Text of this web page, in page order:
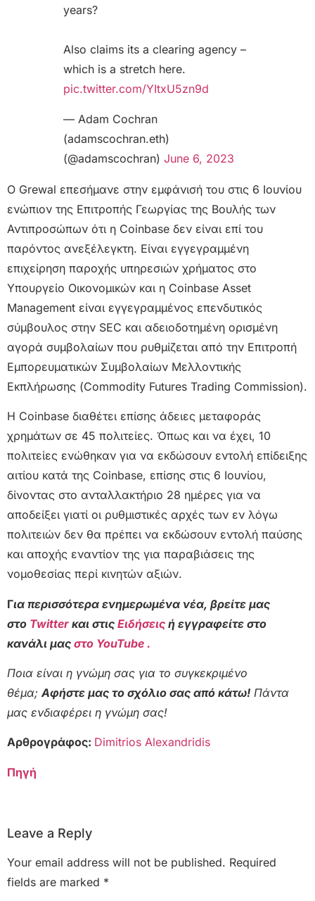
years?
Also claims its a clearing agency –
which is a stretch here.
pic.twitter.com/YItxU5zn9d
— Adam Cochran
(adamscochran.eth)
(@adamscochran) June 6, 2023
Ο Grewal επεσήμανε στην εμφάνισή του στις 6 Ιουνίου
ενώπιον της Επιτροπής Γεωργίας της Βουλής των
Αντιπροσώπων ότι η Coinbase δεν είναι επί του
παρόντος ανεξέλεγκτη. Είναι εγγεγραμμένη
επιχείρηση παροχής υπηρεσιών χρήματος στο
Υπουργείο Οικονομικών και η Coinbase Asset
Management είναι εγγεγραμμένος επενδυτικός
σύμβουλος στην SEC και αδειοδοτημένη ορισμένη
αγορά συμβολαίων που ρυθμίζεται από την Επιτροπή
Εμπορευματικών Συμβολαίων Μελλοντικής
Εκπλήρωσης (Commodity Futures Trading Commission).
Η Coinbase διαθέτει επίσης άδειες μεταφοράς
χρημάτων σε 45 πολιτείες. Όπως και να έχει, 10
πολιτείες ενώθηκαν για να εκδώσουν εντολή επίδειξης
αιτίου κατά της Coinbase, επίσης στις 6 Ιουνίου,
δίνοντας στο ανταλλακτήριο 28 ημέρες για να
αποδείξει γιατί οι ρυθμιστικές αρχές των εν λόγω
πολιτειών δεν θα πρέπει να εκδώσουν εντολή παύσης
και αποχής εναντίον της για παραβιάσεις της
νομοθεσίας περί κινητών αξιών.
Για περισσότερα ενημερωμένα νέα, βρείτε μας
στο Twitter και στις Ειδήσεις ή εγγραφείτε στο
κανάλι μας στο YouTube .
Ποια είναι η γνώμη σας για το συγκεκριμένο
θέμα;Αφήστε μας το σχόλιο σας από κάτω! Πάντα
μας ενδιαφέρει η γνώμη σας!
Αρθρογράφος: Dimitrios Alexandridis
Πηγή
Leave a Reply
Your email address will not be published. Required
fields are marked *